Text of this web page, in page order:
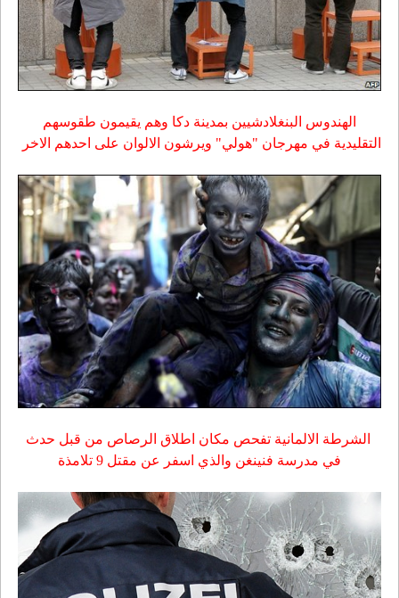
الهندوس البنغلادشيين بمدينة دكا وهم يقيمون طقوسهم
التقليدية في مهرجان "هولي" ويرشون الالوان على احدهم الاخر
الشرطة الالمانية تفحص مكان اطلاق الرصاص من قبل حدث
في مدرسة فنينغن والذي اسفر عن مقتل 9 تلامذة